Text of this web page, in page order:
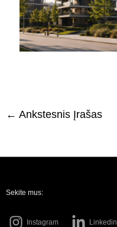
← Ankstesnis Įrašas
Sekite mus:
Instagram Linkedin